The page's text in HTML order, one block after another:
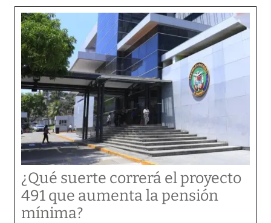
¿Qué suerte correrá el proyecto
491 que aumenta la pensión
mínima?